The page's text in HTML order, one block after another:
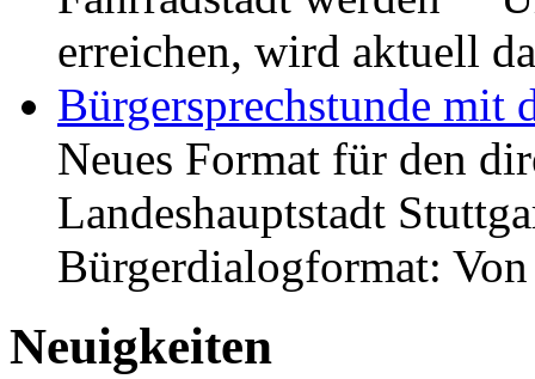
erreichen, wird aktuell
Bürgersprechstunde mit
Neues Format für den
Landeshauptstadt
Bürgerdialogformat:
Neuigkeiten